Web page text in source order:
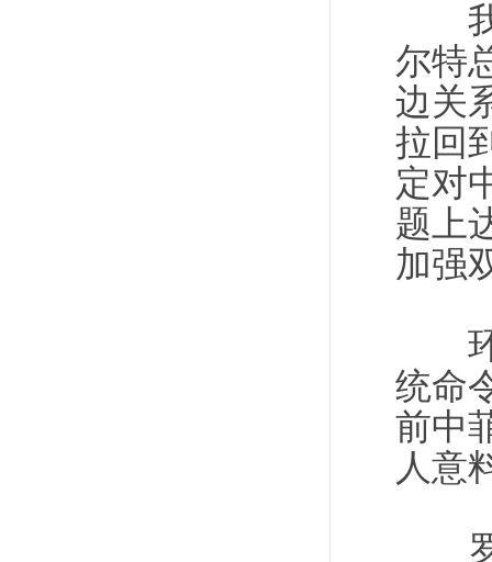
我
尔特
边关
拉回
定对
题上
加强
环
统命
前中
人意
罗